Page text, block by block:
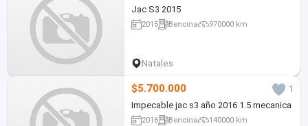
Jac S3 2015
2015 Bencina 970000 km
Natales
$5.700.000
1
Impecable jac s3 año 2016 1.5 mecanica
2016 Bencina 140000 km